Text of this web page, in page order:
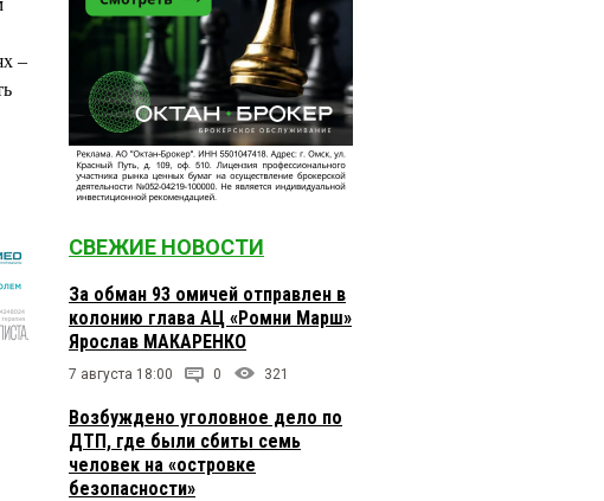
–
СВЕЖИЕ НОВОСТИ
За обман 93 омичей отправлен в
колонию глава АЦ «Ромни Марш»
Ярослав МАКАРЕНКО
7 августа 18:00 0 321
Возбуждено уголовное дело по
ДТП, где были сбиты семь
человек на «островке
безопасности»